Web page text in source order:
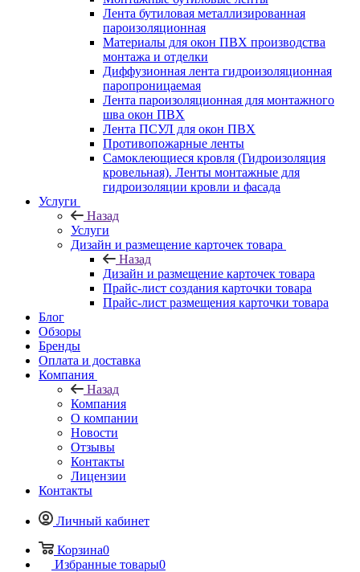
Лента бутиловая металлизированная
пароизоляционная
Материалы для окон ПВХ производства
монтажа и отделки
Диффузионная лента гидроизоляционная
паропроницаемая
Лента пароизоляционная для монтажного
шва окон ПВХ
Лента ПСУЛ для окон ПВХ
Противопожарные ленты
Самоклеющиеся кровля (Гидроизоляция
кровельная). Ленты монтажные для
гидроизоляции кровли и фасада
Услуги
Назад
Услуги
Дизайн и размещение карточек товара
Назад
Дизайн и размещение карточек товара
Прайс-лист создания карточки товара
Прайс-лист размещения карточки товара
Блог
Обзоры
Бренды
Оплата и доставка
Компания
Назад
Компания
О компании
Новости
Отзывы
Контакты
Лицензии
Контакты
Личный кабинет
Корзина0
Избранные товары0